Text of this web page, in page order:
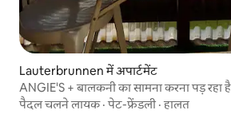
Lauterbrunnen में अपार्टमेंट
ANGIE'S + बालकनी का सामना करना पड़
पैदल चलने लायक·पेट-फ्रेंडली ·हालत